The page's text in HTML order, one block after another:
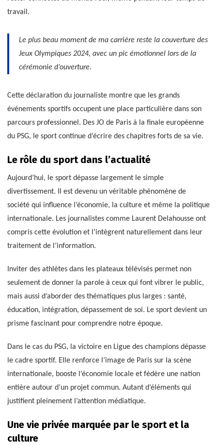
travail.
Le plus beau moment de ma carrière reste la couverture des
Jeux Olympiques 2024, avec un pic émotionnel lors de la
cérémonie d’ouverture.
Cette déclaration du journaliste montre que les grands
événements sportifs occupent une place particulière dans son
parcours professionnel. Des JO de Paris à la finale européenne
du PSG, le sport continue d’écrire des chapitres forts de sa vie.
Le rôle du sport dans l’actualité
Aujourd’hui, le sport dépasse largement le simple
divertissement. Il est devenu un véritable phénomène de
société qui influence l’économie, la culture et même la politique
internationale. Les journalistes comme Laurent Delahousse ont
compris cette évolution et l’intègrent naturellement dans leur
traitement de l’information.
Inviter des athlètes dans les plateaux télévisés permet non
seulement de donner la parole à ceux qui font vibrer le public,
mais aussi d’aborder des thématiques plus larges : santé,
éducation, intégration, dépassement de soi. Le sport devient un
prisme fascinant pour comprendre notre époque.
Dans le cas du PSG, la victoire en Ligue des champions dépasse
le cadre sportif. Elle renforce l’image de Paris sur la scène
internationale, booste l’économie locale et fédère une nation
entière autour d’un projet commun. Autant d’éléments qui
justifient pleinement l’attention médiatique.
Une vie privée marquée par le sport et la
culture